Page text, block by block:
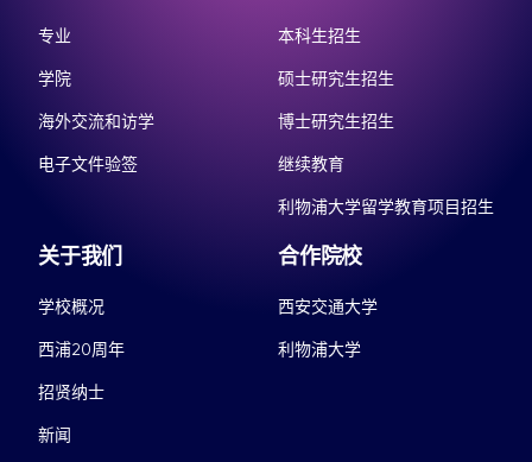
专业
学院
海外交流和访学
电子文件验签
本科生招生
硕士研究生招生
博士研究生招生
继续教育
利物浦大学留学教育项目招生
关于我们
学校概况
西浦20周年
招贤纳士
新闻
合作院校
西安交通大学
利物浦大学